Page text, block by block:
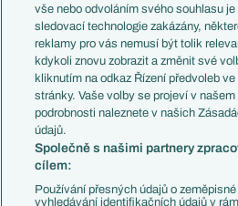
DALŠÍ KOMENTÁŘE A
Chance Liga - souhrn 3. kola:
tři body z Brna
Houževnatý Hradec byl
Včera, 21:03
vše nebo odvoláním svého souhlasu
sledovací technologie zakázány,
reklamy pro vás nemusí být tolik
kdykoli znovu zobrazit a změnit své
kliknutím na odkaz Řízení předvoleb
stránky. Vaše volby se projeví v
podrobnosti naleznete v našich
údajů.
Společně s našimi partnery
cílem:
Používání přesných údajů o
vyhledávání identifikačních údajů v